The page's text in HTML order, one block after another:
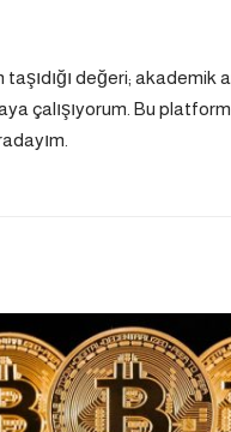
değeri;
çalışıyorum. Bu